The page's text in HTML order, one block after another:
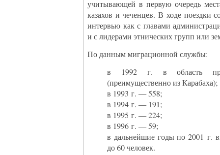
учитывающей в первую очередь
казахов и чеченцев. В ходе поездки
интервью как с главами
и с лидерами этнических групп или
По данным миграционной службы:
в 1992 г. в область
(преимущественно из Карабаха);
в 1993 г. — 558;
в 1994 г. — 191;
в 1995 г. — 224;
в 1996 г. — 59;
в дальнейшие годы по 2001 г.
до 60 человек.